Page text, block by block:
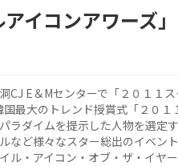
アイコンアワーズ
CJ E＆Mセンターで「２０１１
最大のトレンド授賞式「２０
ラダイムを提示した人物を選定
など様々なスター総出のイベン
ル・アイコン・オブ・ザ・イヤー